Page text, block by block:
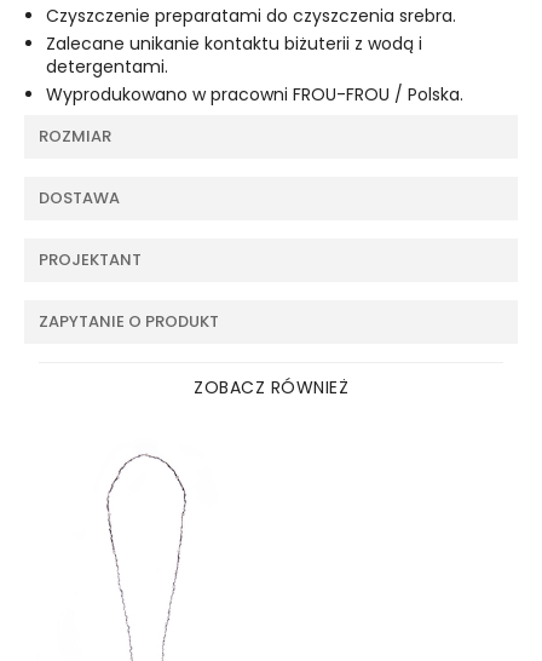
Czyszczenie preparatami do czyszczenia srebra.
Zalecane unikanie kontaktu biżuterii z wodą i
detergentami.
Wyprodukowano w pracowni FROU-FROU / Polska.
ROZMIAR
DOSTAWA
PROJEKTANT
ZAPYTANIE O PRODUKT
ZOBACZ RÓWNIEŻ